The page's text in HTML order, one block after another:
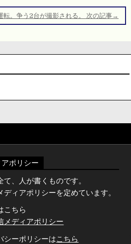
転。争う2台が撮影される。 次の記事→
アポリシー
て、人が書くものです。
ディアポリシーを定めています。
こちら
メディアポリシー
シーポリシーはこちら